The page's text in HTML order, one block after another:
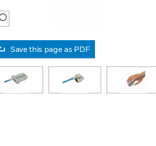
SEARCH
Save this page as PDF